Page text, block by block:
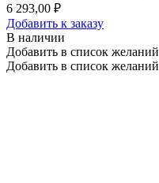
6 293,00 ₽
Добавить к заказу
В наличии
Добавить в список желаний
Добавить в список желаний